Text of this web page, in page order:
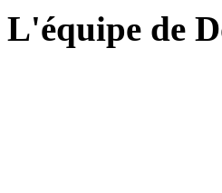
L'équipe de